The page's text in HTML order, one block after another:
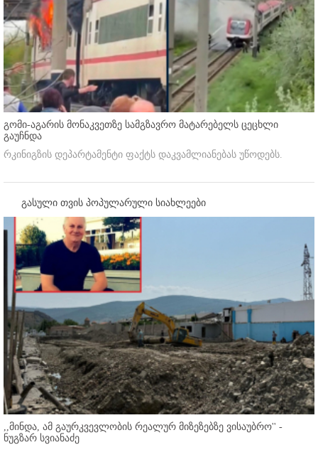
გომი-აგარის მონაკვეთზე სამგზავრო მატარებელს ცეცხლი
გაუჩნდა
რკინიგზის დეპარტამენტი ფაქტს დაკვამლიანებას უწოდებს.
გასული თვის პოპულარული სიახლეები
,,მინდა, ამ გაურკვევლობის რეალურ მიზეზებზე ვისაუბრო'' -
ნუგზარ სვიანაძე